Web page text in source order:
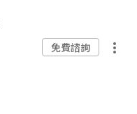
免費諮詢